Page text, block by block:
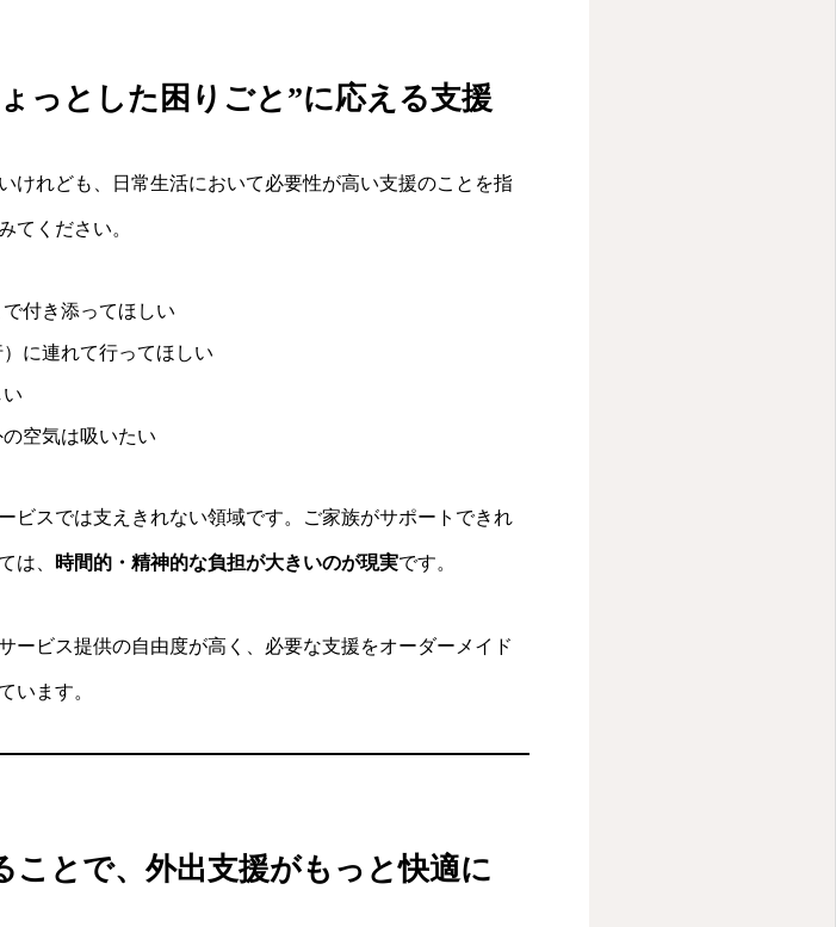
っとした困りごと”に応える支援
けれども、日常生活において必要性が高い支援のことを指
てください。
付き添ってほしい
に連れて行ってほしい
空気は吸いたい
ビスでは支えきれない領域です。ご家族がサポートできれ
は、 時間的・精神的な負担が大きいのが現実です。
ービス提供の自由度が高く、必要な支援をオーダーメイド
います。
とで、外出支援がもっと快適に